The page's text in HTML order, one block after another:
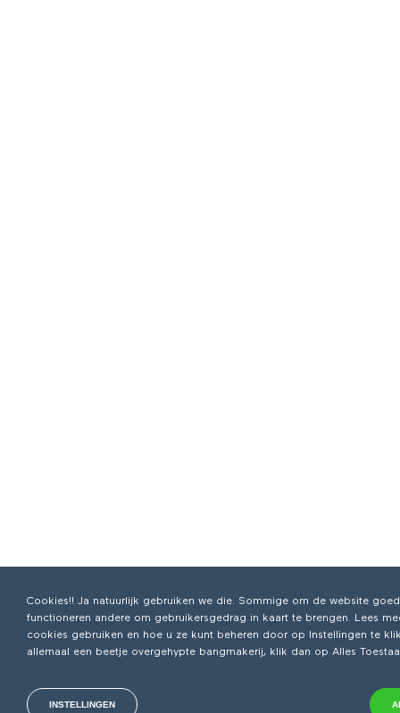
Cookies!! Ja natuurlijk gebruiken we die. Sommige om de website
functioneren andere om gebruikersgedrag in kaart te brengen. Lees
cookies gebruiken en hoe u ze kunt beheren door op Instellingen te
allemaal een beetje overgehypte bangmakerij, klik dan op Alles
INSTELLINGEN